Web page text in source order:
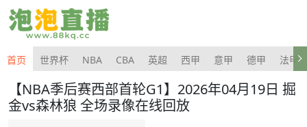
首页 世界杯 NBA CBA 英超 西甲 意甲 德甲 法甲
【NBA季后赛西部首轮G1】2026年04月19日 掘
金vs森林狼 全场录像在线回放